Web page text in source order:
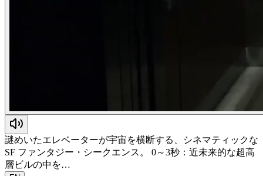
謎めいたエレベーターが宇宙を横断する、シネマティックな
SF ファンタジー・シークエンス。 0～3秒：近未来的な超高
層ビルの中を…